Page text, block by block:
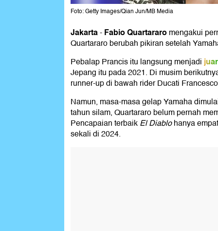
Foto: Getty Images/Qian Jun/MB Media
Jakarta-Fabio Quartararomengakui
Quartararo berubah pikiran setelah
Pebalap Prancis itu langsung menjadi
Jepang itu pada 2021. Di musim
runner-up di bawah rider Ducati
Namun, masa-masa gelap Yamaha
tahun silam, Quartararo belum pernah
Pencapaian terbaikEl Diablohanya
sekali di 2024.